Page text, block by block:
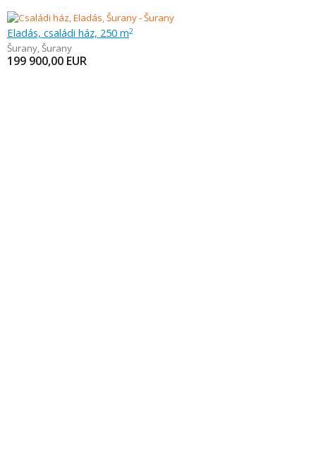
Eladás, családi ház, 250 m2
Šurany,Šurany
199 900,00 EUR